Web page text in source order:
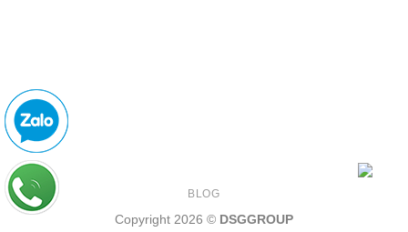
BLOG
Copyright 2026 © DSGGROUP